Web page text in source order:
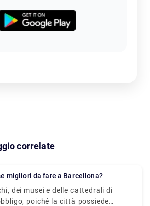
correlate
migliori da fare a Barcellona?
dei musei e delle cattedrali di
poiché la città possiede